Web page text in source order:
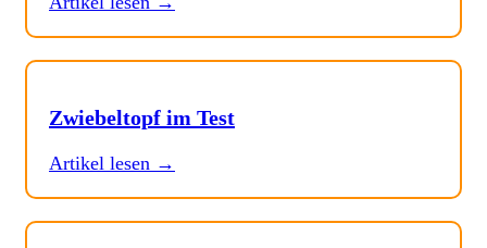
Zwiebeltopf im Test
Artikel lesen →